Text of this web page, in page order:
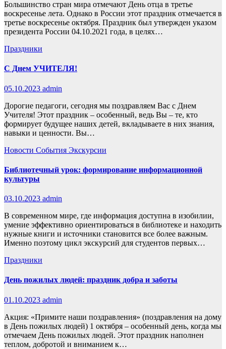
Большинство стран мира отмечают День отца в третье
воскресенье лета. Однако в России этот праздник отмечается в
третье воскресенье октября. Праздник был утвержден указом
президента России 04.10.2021 года, в целях…
Праздники
С Днем УЧИТЕЛЯ!
05.10.2023 admin
Дорогие педагоги, сегодня мы поздравляем Вас с Днем
Учителя! Этот праздник – особенный, ведь Вы – те, кто
формирует будущее наших детей, вкладываете в них знания,
навыки и ценности. Вы…
Новости События Экскурсии
Библиотечный урок: формирование информационной
культуры
03.10.2023 admin
В современном мире, где информация доступна в изобилии,
умение эффективно ориентироваться в библиотеке и находить
нужные книги и источники становится все более важным.
Именно поэтому цикл экскурсий для студентов первых…
Праздники
День пожилых людей: праздник добра и заботы
01.10.2023 admin
Акция: «Примите наши поздравления» (поздравления на дому
в День пожилых людей) 1 октября – особенный день, когда мы
отмечаем День пожилых людей. Этот праздник наполнен
теплом, добротой и вниманием к…